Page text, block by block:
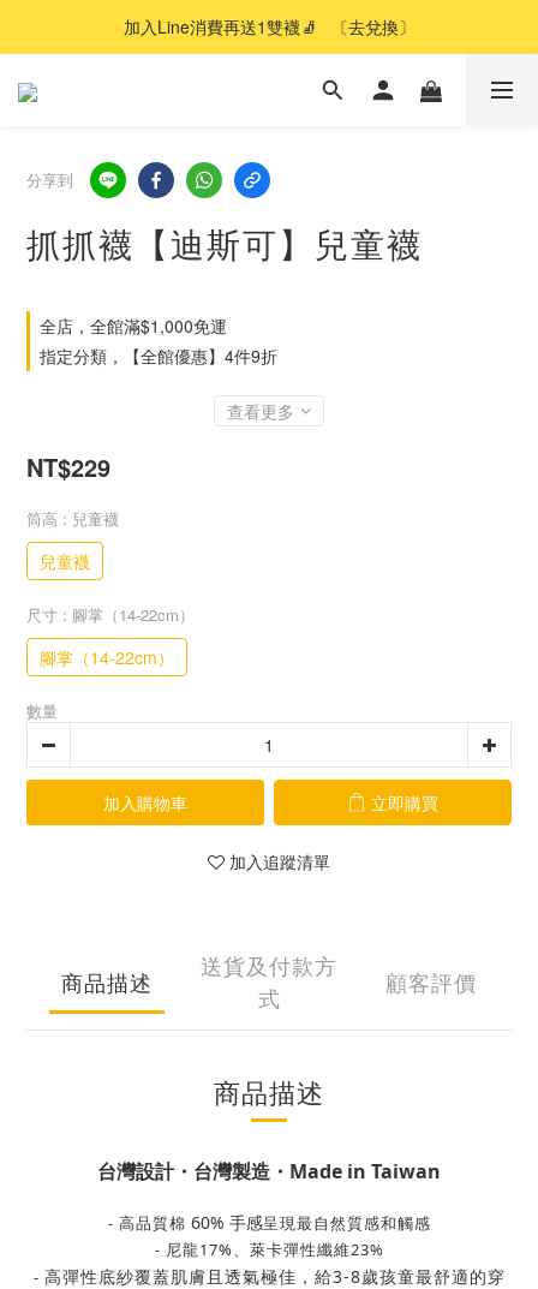
加入Line消費再送1雙襪🧦   〔去兌換〕
分享到
抓抓襪【迪斯可】兒童襪
全店，全館滿$1,000免運
指定分類，【全館優惠】4件9折
查看更多
NT$229
筒高 : 兒童襪
兒童襪
尺寸 : 腳掌（14-22cm）
腳掌（14-22cm）
數量
加入購物車 立即購買
加入追蹤清單
商品描述
送貨及付款方
式
顧客評價
商品描述
台灣設計・台灣製造・Made in Taiwan
- 高品質棉 60% 手感呈現最自然質感和觸感
- 尼龍17%、萊卡彈性纖維23%
- 高彈性底紗覆蓋肌膚且透氣極佳，給3-8歲孩童最舒適的穿